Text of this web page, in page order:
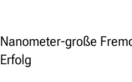
Nanometer-große
Erfolg